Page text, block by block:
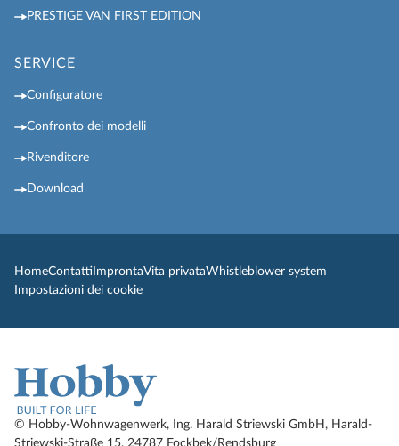
PRESTIGE VAN FIRST EDITION
SERVICE
Configuratore
Confronto dei modelli
Rivenditore
Download
HomeContatti ImprontaVita privataWhistleblower system
Impostazioni dei cookie
© Hobby-Wohnwagenwerk, Ing. Harald Striewski GmbH, Harald-
Striewski-Straße 15, 24787 Fockbek/Rendsburg